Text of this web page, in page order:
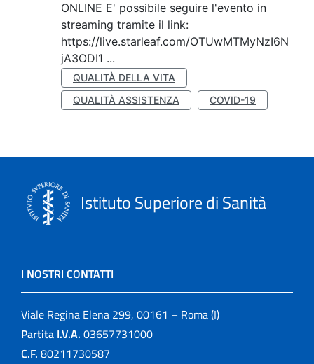
ONLINE E' possibile seguire l'evento in
streaming tramite il link:
https://live.starleaf.com/OTUwMTMyNzI6N
jA3ODI1 ...
QUALITÀ DELLA VITA
QUALITÀ ASSISTENZA
COVID-19
Istituto Superiore di Sanità
I NOSTRI CONTATTI
Viale Regina Elena 299, 00161 – Roma (I)
Partita I.V.A. 03657731000
C.F. 80211730587